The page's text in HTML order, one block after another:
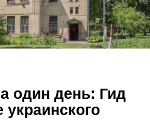
один день: Гид
украинского